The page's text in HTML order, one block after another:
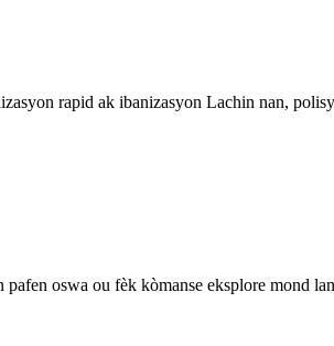
rapid ak ibanizasyon Lachin nan,
oswa ou fèk kòmanse eksplore mond